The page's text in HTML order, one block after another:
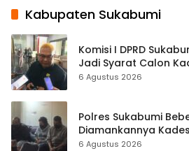
Kabupaten Sukabumi
Komisi I DPRD
Jadi Syarat Calon
6 Agustus 2026
Polres Sukabumi
Diamankannya
Kasus Sabu
6 Agustus 2026